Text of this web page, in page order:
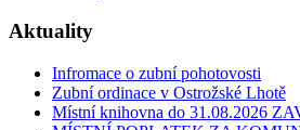
Aktuality
Infromace o zubní pohotovosti
Zubní ordinace v Ostrožské Lhotě
Místní knihovna do 31.08.2026